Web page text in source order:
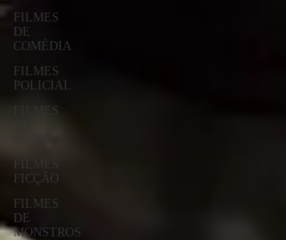
FILMES
DE
COMÉDIA
FILMES
POLICIAL
FILMES
FILMES
FICÇÃO
FILMES
DE
MONSTROS